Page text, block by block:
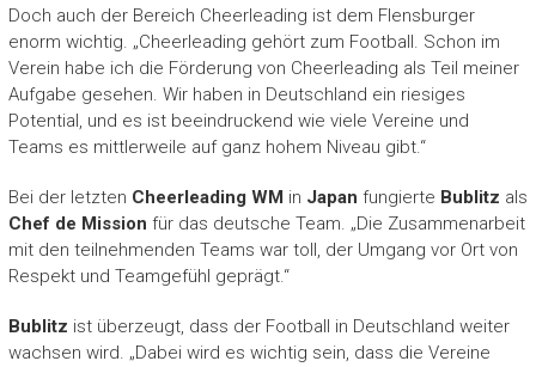
Doch auch der Bereich Cheerleading ist dem Flensburger
enorm wichtig. „Cheerleading gehört zum Football. Schon im
Verein habe ich die Förderung von Cheerleading als Teil meiner
Aufgabe gesehen. Wir haben in Deutschland ein riesiges
Potential, und es ist beeindruckend wie viele Vereine und
Teams es mittlerweile auf ganz hohem Niveau gibt.“
Bei der letzten Cheerleading WM in Japan fungierte Bublitz als
Chef de Mission für das deutsche Team. „Die Zusammenarbeit
mit den teilnehmenden Teams war toll, der Umgang vor Ort von
Respekt und Teamgefühl geprägt.“
Bublitz ist überzeugt, dass der Football in Deutschland weiter
wachsen wird. „Dabei wird es wichtig sein, dass die Vereine